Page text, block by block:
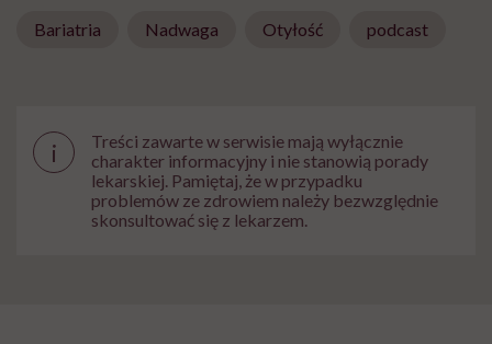
Bariatria Nadwaga Otyłość podcast
i
Treści zawarte w serwisie mają wyłącznie
charakter informacyjny i nie stanowią porady
lekarskiej. Pamiętaj, że w przypadku
problemów ze zdrowiem należy bezwzględnie
skonsultować się z lekarzem.